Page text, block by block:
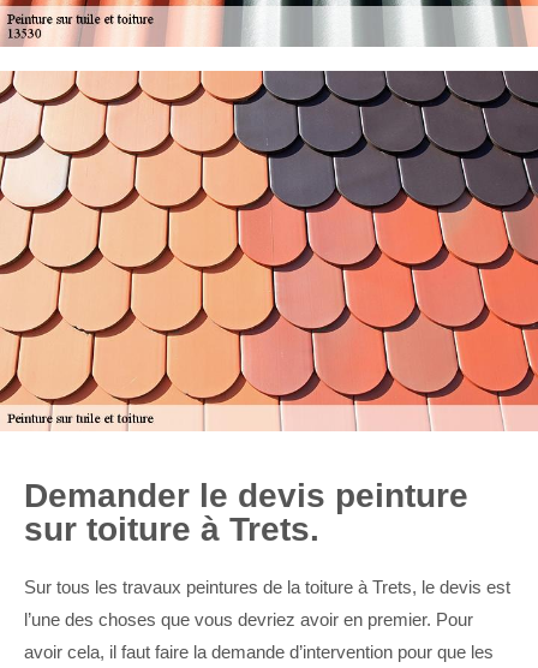
Demander le devis peinture
sur toiture à Trets.
Sur tous les travaux peintures de la toiture à Trets, le devis est
l’une des choses que vous devriez avoir en premier. Pour
avoir cela, il faut faire la demande d’intervention pour que les